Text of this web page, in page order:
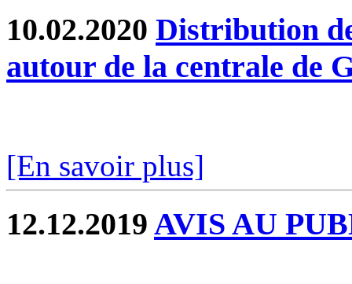
10.02.2020 Distribution
autour de la centrale de
[En savoir plus]
12.12.2019 AVIS AU